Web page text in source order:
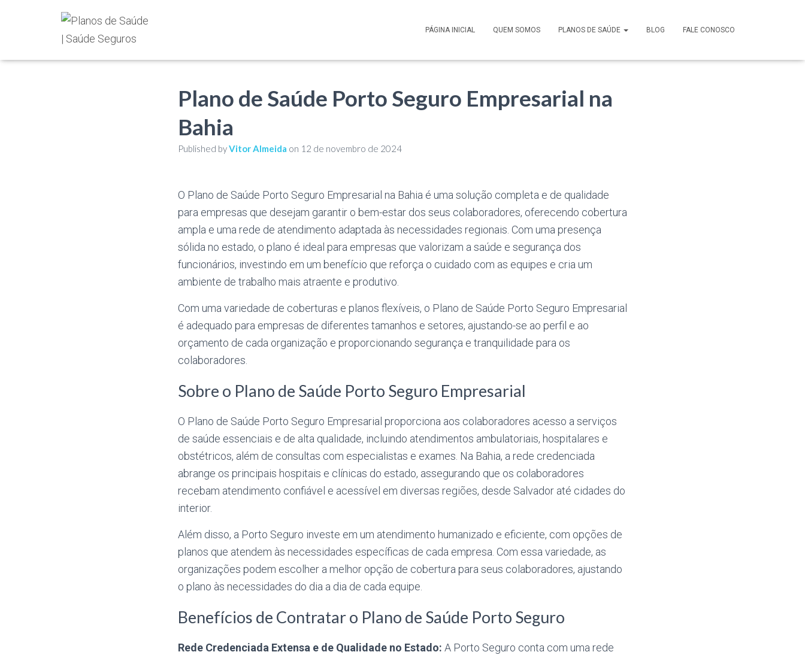
PÁGINA INICIAL QUEM SOMOS PLANOS DE SAÚDE BLOG FALE CONOSCO
Plano de Saúde Porto Seguro Empresarial na
Bahia
Published byVitor Almeida on 12 de novembro de 2024
O Plano de Saúde Porto Seguro Empresarial na Bahia é uma solução completa e de qualidade
para empresas que desejam garantir o bem-estar dos seus colaboradores, oferecendo cobertura
ampla e uma rede de atendimento adaptada às necessidades regionais. Com uma presença
sólida no estado, o plano é ideal para empresas que valorizam a saúde e segurança dos
funcionários, investindo em um benefício que reforça o cuidado com as equipes e cria um
ambiente de trabalho mais atraente e produtivo.
Com uma variedade de coberturas e planos flexíveis, o Plano de Saúde Porto Seguro Empresarial
é adequado para empresas de diferentes tamanhos e setores, ajustando-se ao perfil e ao
orçamento de cada organização e proporcionando segurança e tranquilidade para os
colaboradores.
Sobre o Plano de Saúde Porto Seguro Empresarial
O Plano de Saúde Porto Seguro Empresarial proporciona aos colaboradores acesso a serviços
de saúde essenciais e de alta qualidade, incluindo atendimentos ambulatoriais, hospitalares e
obstétricos, além de consultas com especialistas e exames. Na Bahia, a rede credenciada
abrange os principais hospitais e clínicas do estado, assegurando que os colaboradores
recebam atendimento confiável e acessível em diversas regiões, desde Salvador até cidades do
interior.
Além disso, a Porto Seguro investe em um atendimento humanizado e eficiente, com opções de
planos que atendem às necessidades específicas de cada empresa. Com essa variedade, as
organizações podem escolher a melhor opção de cobertura para seus colaboradores, ajustando
o plano às necessidades do dia a dia de cada equipe.
Benefícios de Contratar o Plano de Saúde Porto Seguro
Rede Credenciada Extensa e de Qualidade no Estado: A Porto Seguro conta com uma rede